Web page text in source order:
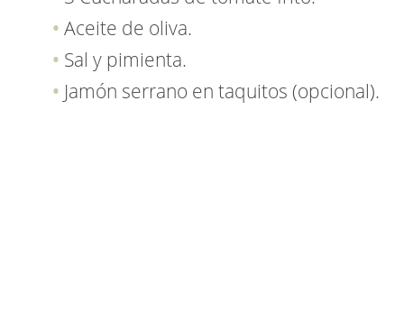
Aceite de oliva.
Sal y pimienta.
Jamón serrano en taquitos (opcional).